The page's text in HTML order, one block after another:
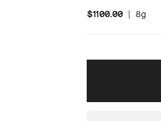
$1100.00 | 8g